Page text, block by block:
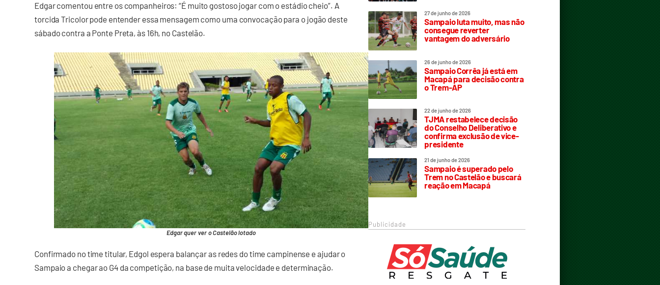
Edgar comentou entre os companheiros: “É muito gostoso jogar com o estádio cheio”. A
torcida Tricolor pode entender essa mensagem como uma convocação para o jogão deste
sábado contra a Ponte Preta, às 16h, no Castelão.
Edgar quer ver o Castelão lotado
Confirmado no time titular, Edgol espera balançar as redes do time campinense e ajudar o
Sampaio a chegar ao G4 da competição, na base de muita velocidade e determinação.
27 de junho de 2026
Sampaio luta muito, mas não
consegue reverter
vantagem do adversário
26 de junho de 2026
Sampaio Corrêa já está em
Macapá para decisão contra
o Trem-AP
22 de junho de 2026
TJMA restabelece decisão
do Conselho Deliberativo e
confirma exclusão de vice-
presidente
21 de junho de 2026
Sampaio é superado pelo
Trem no Castelão e buscará
reação em Macapá
Publicidade